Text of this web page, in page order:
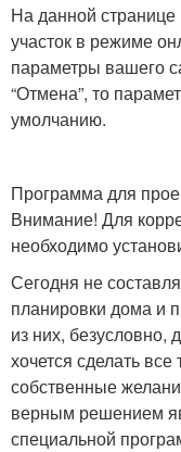
На данной
участок в режиме
параметры вашего
“Отмена”, то
умолчанию.
Программа для
Внимание! Для
необходимо
Сегодня не
планировки дома и
из них, безусловно,
хочется сделать
собственные
верным решением
специальной